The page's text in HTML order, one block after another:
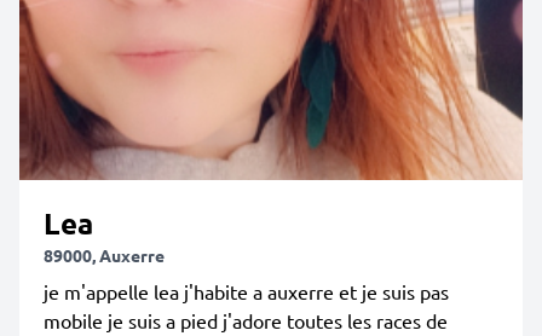
Lea
89000, Auxerre
je m'appelle lea j'habite a auxerre et je suis pas
mobile je suis a pied j'adore toutes les races de